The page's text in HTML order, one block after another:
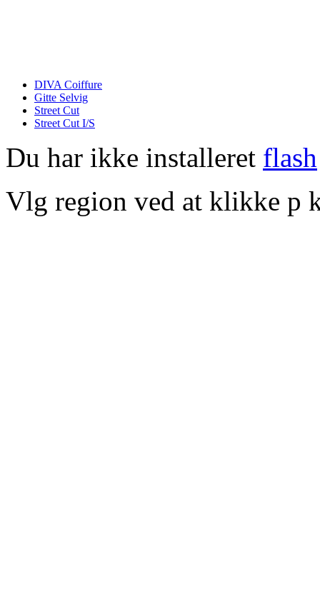
DIVA Coiffure
Gitte Selvig
Street Cut
Street Cut I/S
Du har ikke installeret flash
Vlg region ved at klikke p